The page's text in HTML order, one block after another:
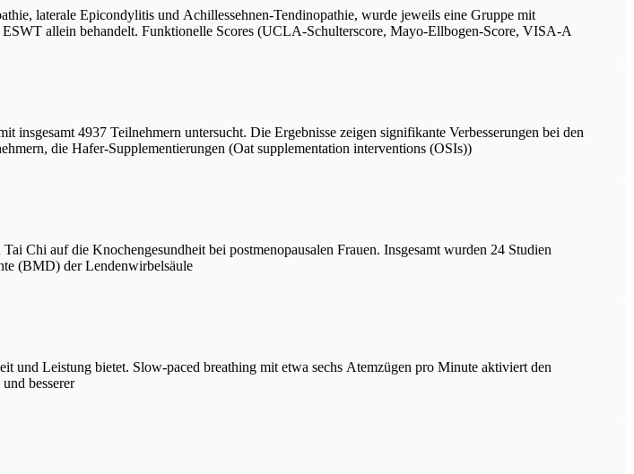
laterale Epicondylitis und Achillessehnen-Tendinopathie, wurde jeweils eine Gruppe mit
allein behandelt. Funktionelle Scores (UCLA-Schulterscore, Mayo-Ellbogen-Score, VISA-A
4937 Teilnehmern untersucht. Die Ergebnisse zeigen signifikante Verbesserungen bei den
die Hafer-Supplementierungen (Oat supplementation interventions (OSIs))
Chi auf die Knochengesundheit bei postmenopausalen Frauen. Insgesamt wurden 24 Studien
(BMD) der Lendenwirbelsäule
und Leistung bietet. Slow-paced breathing mit etwa sechs Atemzügen pro Minute aktiviert den
besserer